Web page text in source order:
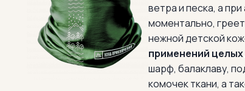
ветра и песка, а
моментально,
нежной детской
применений
шарф, балаклаву,
комочек ткани, а